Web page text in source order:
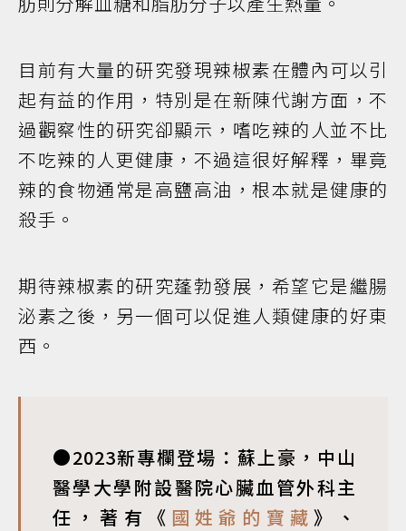
目前有大量的研究發現辣椒素在體內可以引
起有益的作用，特別是在新陳代謝方面，不
過觀察性的研究卻顯示，嗜吃辣的人並不比
不吃辣的人更健康，不過這很好解釋，畢竟
辣的食物通常是高鹽高油，根本就是健康的
殺手。
期待辣椒素的研究蓬勃發展，希望它是繼腸
泌素之後，另一個可以促進人類健康的好東
西。
●2023新專欄登場：蘇上豪，中山
醫學大學附設醫院心臟血管外科主
任，著有《 國姓爺的寶藏 》、